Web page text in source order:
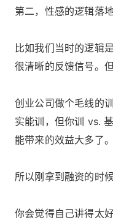
第二，性感的逻辑落
比如我们当时的逻辑
很清晰的反馈信号。
创业公司做个毛线的
实能训，但你训 vs.
能带来的效益大多了。
所以刚拿到融资的时
你会觉得自己讲得太